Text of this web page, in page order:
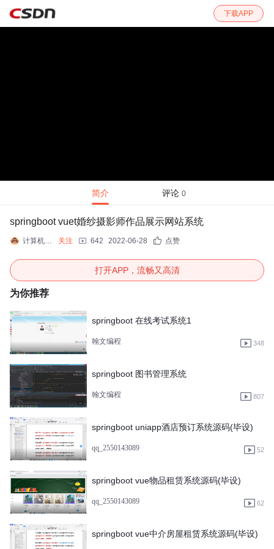
下载APP
简介 评论 0
springboot vuet婚纱摄影师作品展示网站系统
计算机专业源码 关注 642 2022-06-28 点赞
打开APP，流畅又高清
为你推荐
springboot 在线考试系统1
翰文编程 348
springboot 图书管理系统
翰文编程 807
springboot uniapp酒店预订系统源码(毕设)
qq_2550143089 52
springboot vue物品租赁系统源码(毕设)
qq_2550143089 62
springboot vue中介房屋租赁系统源码(毕设)